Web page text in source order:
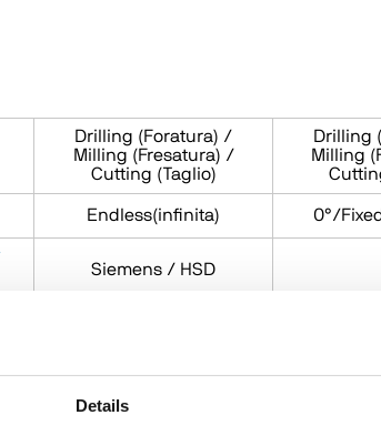
Details
Drilling (Foratura) /
Milling (Fresatura) /
Cutting (Taglio)
Drilling
Milling
Endless(infinita) 0°/
Siemens / HSD